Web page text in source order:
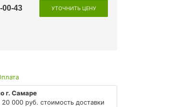
00-43 УТОЧНИТЬ ЦЕНУ
г. Самаре
20 000 руб. стоимость доставки